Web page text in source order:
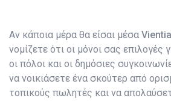
Αν κάποια μέρα θα είσαι μέσα
νομίζετε ότι οι μόνοι σας επιλογές
οι πόλοι και οι δημόσιες
να νοικιάσετε ένα σκούτερ από
τοπικούς πωλητές και να